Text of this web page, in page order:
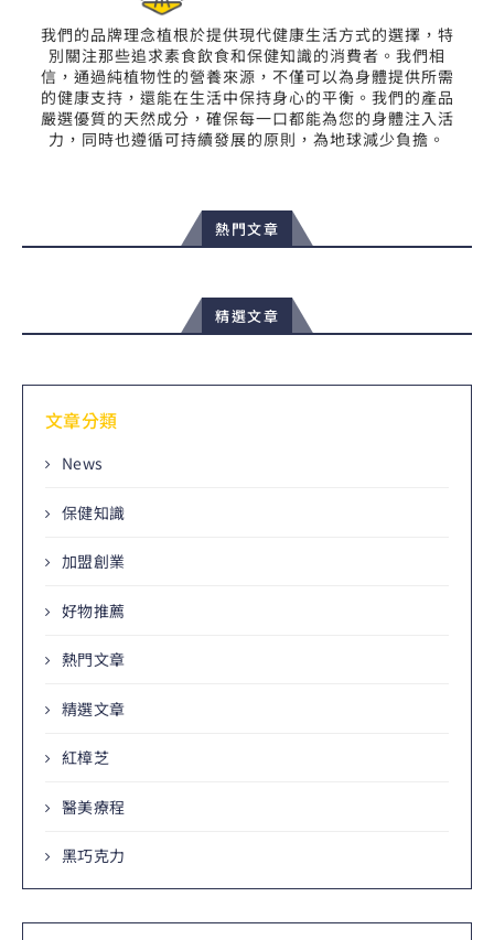
我們的品牌理念植根於提供現代健康生活方式的選擇，特
別關注那些追求素食飲食和保健知識的消費者。我們相
信，通過純植物性的營養來源，不僅可以為身體提供所需
的健康支持，還能在生活中保持身心的平衡。我們的產品
嚴選優質的天然成分，確保每一口都能為您的身體注入活
力，同時也遵循可持續發展的原則，為地球減少負擔。
熱門文章
精選文章
文章分類
News
保健知識
加盟創業
好物推薦
熱門文章
精選文章
紅樟芝
醫美療程
黑巧克力